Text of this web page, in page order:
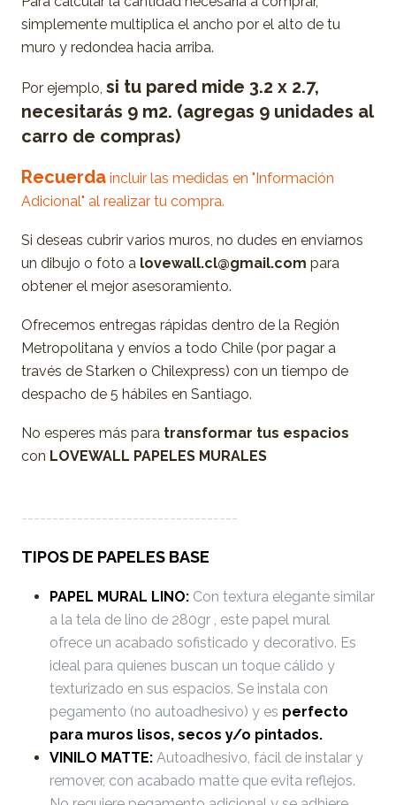
simplemente multiplica el ancho por el alto de tu
muro y redondea hacia arriba.
Por ejemplo, si tu pared mide 3.2 x 2.7,
necesitarás 9 m2. (agregas 9 unidades al
carro de compras)
Recuerda incluir las medidas en "Información
Adicional" al realizar tu compra.
Si deseas cubrir varios muros, no dudes en enviarnos
un dibujo o foto a lovewall.cl@gmail.com para
obtener el mejor asesoramiento.
Ofrecemos entregas rápidas dentro de la Región
Metropolitana y envíos a todo Chile (por pagar a
través de Starken o Chilexpress) con un tiempo de
despacho de 5 hábiles en Santiago.
No esperes más para transformar tus espacios
con LOVEWALL PAPELES MURALES
-----------------------------------
TIPOS DE PAPELES BASE
PAPEL MURAL LINO: Con textura elegante similar
a la tela de lino de 280gr , este papel mural
ofrece un acabado sofisticado y decorativo. Es
ideal para quienes buscan un toque cálido y
texturizado en sus espacios. Se instala con
pegamento (no autoadhesivo) y es perfecto
para muros lisos, secos y/o pintados.
VINILO MATTE: Autoadhesivo, fácil de instalar y
remover, con acabado matte que evita reflejos.